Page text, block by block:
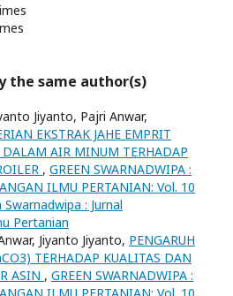
the same author(s)
Jiyanto, Pajri Anwar,
EKSTRAK JAHE EMPRIT
AIR MINUM TERHADAP
, GREEN SWARNADWIPA :
ILMU PERTANIAN: Vol. 10
: Jurnal
Pertanian
Jiyanto Jiyanto, PENGARUH
TERHADAP KUALITAS DAN
ASIN , GREEN SWARNADWIPA :
ILMU PERTANIAN: Vol. 10